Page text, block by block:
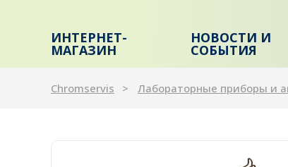
ИНТЕРНЕТ-
МАГАЗИН
НОВОСТИ И
СОБЫТИЯ
Chromservis Лабораторные приборы и